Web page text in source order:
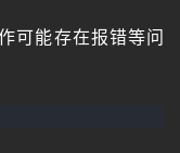
可能存在报错等问